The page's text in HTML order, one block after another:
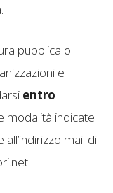
pubblica o
e
entro
modalità indicate
mail di